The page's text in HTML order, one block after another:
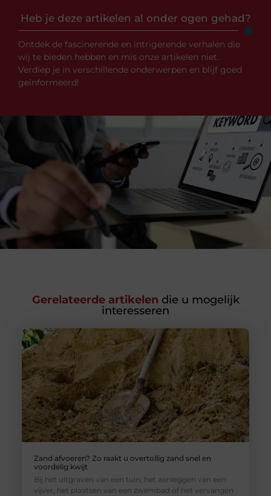
Heb je deze artikelen al onder ogen gehad?
Ontdek de fascinerende en intrigerende verhalen die
wij te bieden hebben en mis onze artikelen niet.
Verdiep je in verschillende onderwerpen en blijf goed
geïnformeerd!
Gerelateerde artikelen die u mogelijk
interesseren
Zand afvoeren? Zo raakt u overtollig zand snel en
voordelig kwijt
Bij het uitgraven van een tuin, het aanleggen van een
vijver, het plaatsen van een zwembad of het vervangen